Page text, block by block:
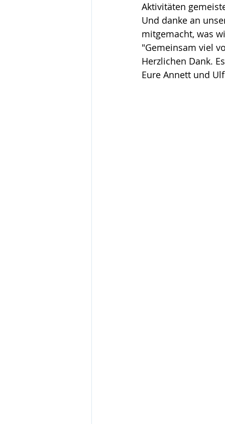
Aktivitäten
Und danke an
mitgemacht, was
"Gemeinsam viel
Herzlichen Dank.
Eure Annett und